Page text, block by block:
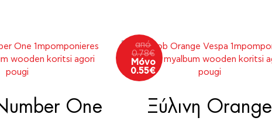
One
Ξύλινη Orange
από
0.78€
Μόνο
0.55€